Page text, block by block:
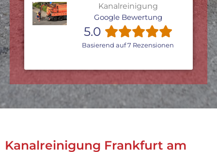
Kanalreinigung
Google Bewertung
5.0
Basierend auf 7 Rezensionen
Kanalreinigung Frankfurt am